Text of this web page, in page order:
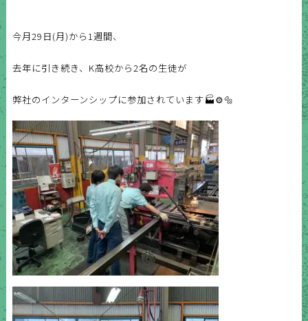
今月29日(月)から1週間、
去年に引き続き、 K高校から2名の生徒が
弊社のインターンシップに参加されています🏭⚙️🔩